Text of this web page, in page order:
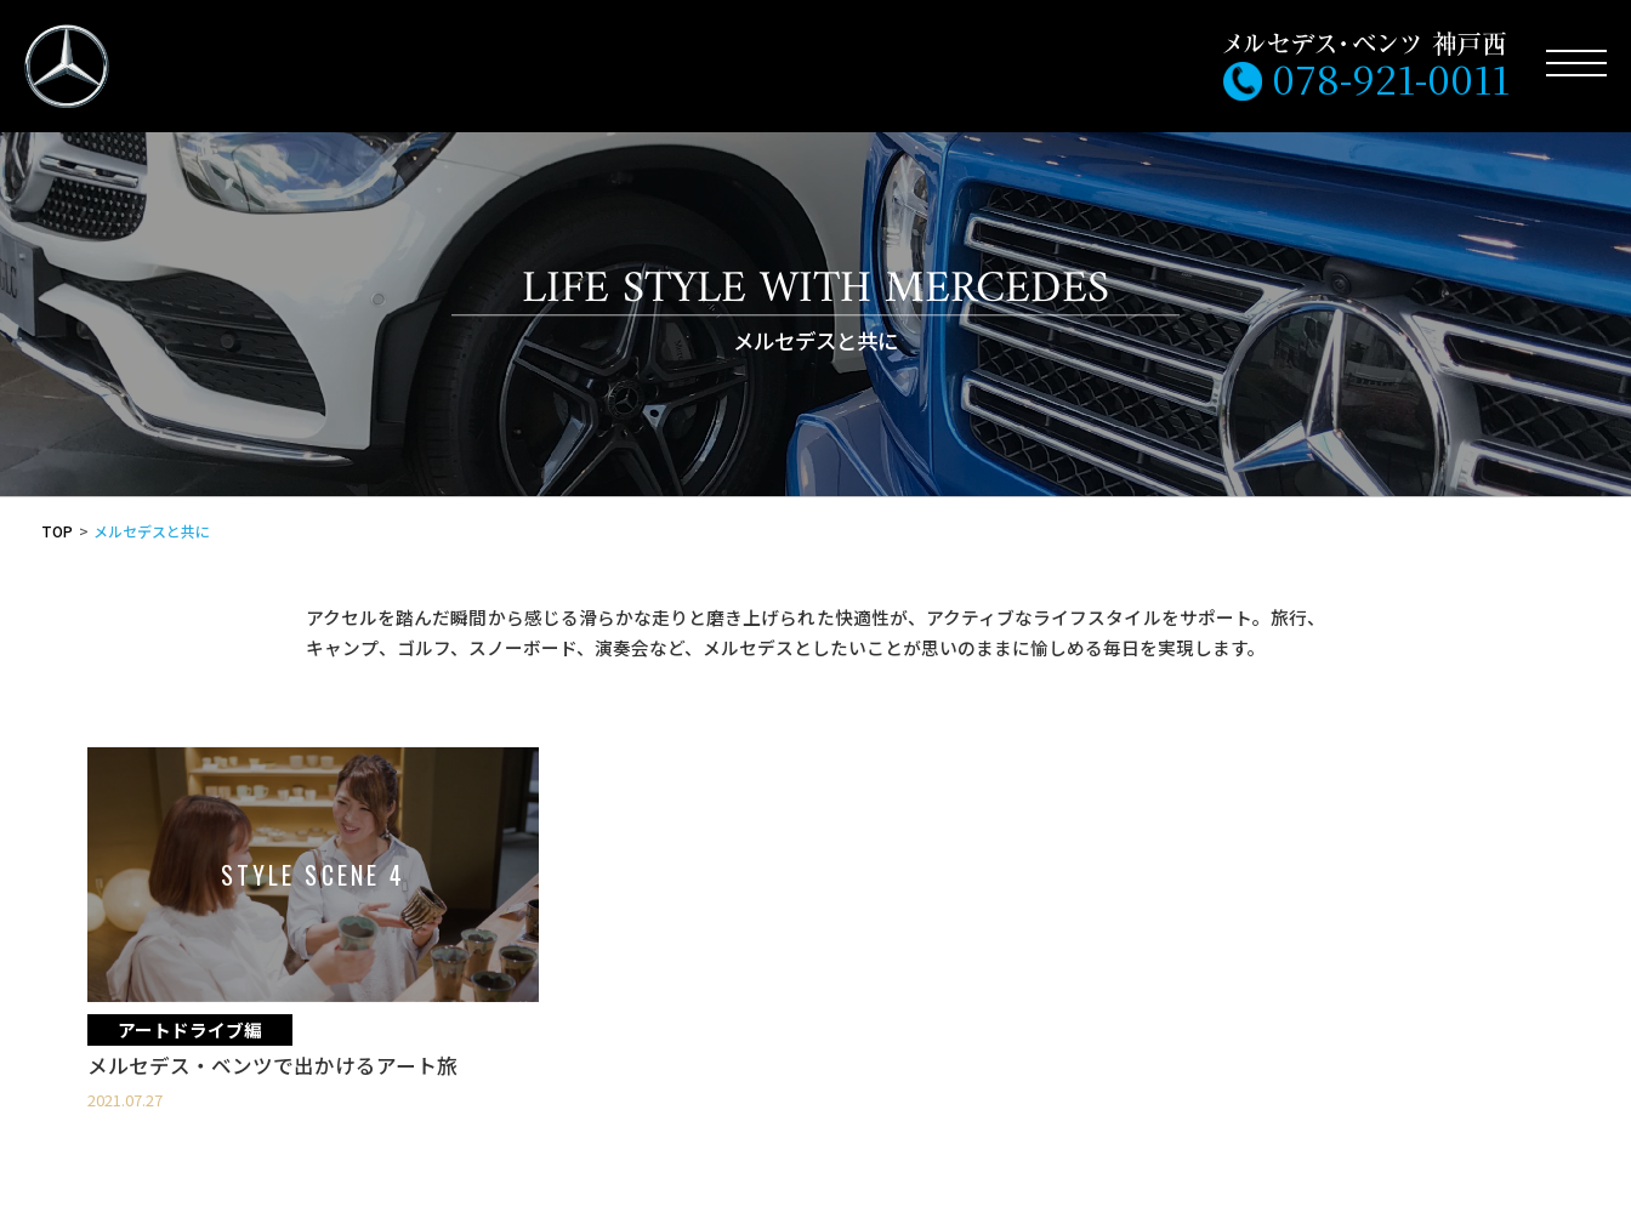
078-921-0011
LIFE STYLE WITH MERCEDES
メルセデスと共に
TOP メルセデスと共に
アクセルを踏んだ瞬間から感じる滑らかな走りと磨き上げられた快適性が、アクティブなライフスタイルをサポート。旅行、
キャンプ、ゴルフ、スノーボード、演奏会など、メルセデスとしたいことが思いのままに愉しめる毎日を実現します。
STYLE SCENE 4
アートドライブ編
メルセデス・ベンツで出かけるアート旅
2021.07.27